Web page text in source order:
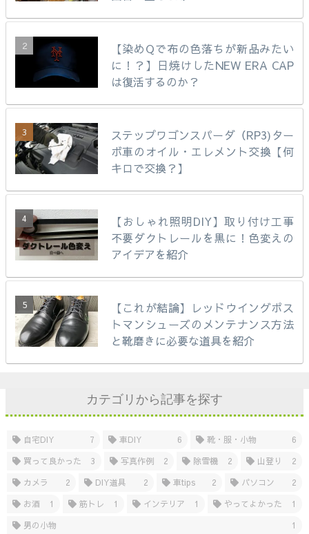
【染めQで布の色落ちが新品みたい
に！？】日焼けしたNEW ERA CAP
は復活するのか？
ステップワゴンスパーダ（RP3)ター
ボ車のオイル・エレメント交換【何
キロで交換？】
【おしゃれ照明DIY】取り付け工事
不要ダクトレールを黒に！色変えの
アイデアを紹介
【これが結論】レッドウイングポス
トマンシューズのメンテナンス方法
と靴磨きに必要な道具を紹介
カテゴリから記事を探す
自宅DIY 7 車DIY 6 靴・服・小物
6
買って良かった
3 写真作例 2 除雪機 2 山登り
2
カメラ
2 DIY道具 2 車tips 2 パソコン
2
お酒
1 筋トレ 1 インテリア 1 やってよかった
1
男の小物
1